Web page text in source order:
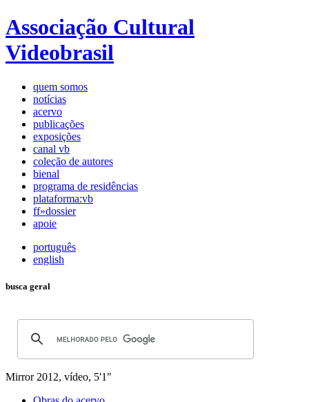
Associação Cultural
Videobrasil
quem somos
notícias
acervo
publicações
exposições
canal vb
coleção de autores
bienal
programa de residências
plataforma:vb
ff»dossier
apoie
português
english
busca geral
Mirror 2012, vídeo, 5'1"